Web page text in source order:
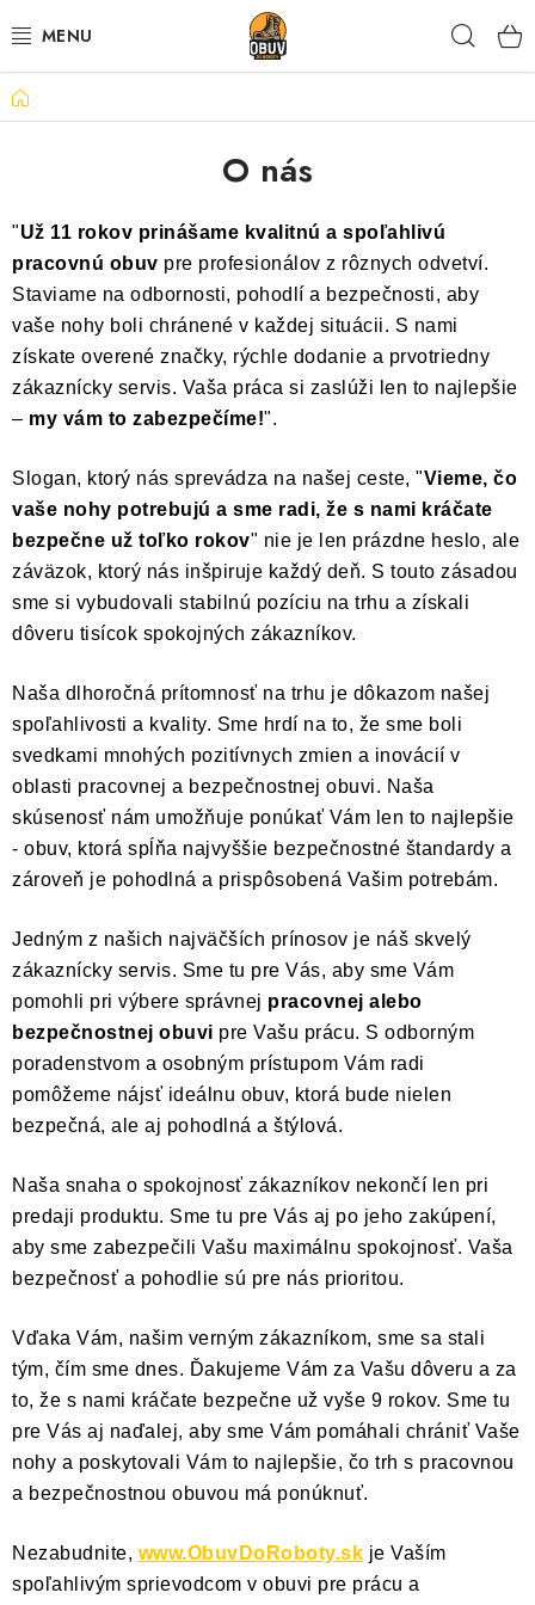
na
PRACOVNÁ A BEZPEČNOSTNÁ OBUV
VÝPREDAJ
VLOŽKY
IMPREGNÁCIA A OCHRANA
PRE KÁVIČKÁROV
BEZPEČNOSTNÉ NORMY A SYMBOLY
BLOG
KONTAKT
HODNOTENIE OBCHODU
OCHRANNÉ PRACOVNÉ POMÔCKY
ZNAČKY
Napíšte nám
Domov
O nás
"Už 11 rokov prinášame kvalitnú a spoľahlivú
pracovnú obuv pre profesionálov z rôznych odvetví.
Staviame na odbornosti, pohodlí a bezpečnosti, aby
vaše nohy boli chránené v každej situácii. S nami
získate overené značky, rýchle dodanie a prvotriedny
zákaznícky servis. Vaša práca si zaslúži len to najlepšie
– my vám to zabezpečíme!".
Slogan, ktorý nás sprevádza na našej ceste, "Vieme, čo
vaše nohy potrebujú a sme radi, že s nami kráčate
bezpečne už toľko rokov" nie je len prázdne heslo, ale
záväzok, ktorý nás inšpiruje každý deň. S touto zásadou
sme si vybudovali stabilnú pozíciu na trhu a získali
dôveru tisícok spokojných zákazníkov.
Naša dlhoročná prítomnosť na trhu je dôkazom našej
spoľahlivosti a kvality. Sme hrdí na to, že sme boli
svedkami mnohých pozitívnych zmien a inovácií v
oblasti pracovnej a bezpečnostnej obuvi. Naša
skúsenosť nám umožňuje ponúkať Vám len to najlepšie
- obuv, ktorá spĺňa najvyššie bezpečnostné štandardy a
zároveň je pohodlná a prispôsobená Vašim potrebám.
Jedným z našich najväčších prínosov je náš skvelý
zákaznícky servis. Sme tu pre Vás, aby sme Vám
pomohli pri výbere správnej pracovnej alebo
bezpečnostnej obuvi pre Vašu prácu. S odborným
poradenstvom a osobným prístupom Vám radi
pomôžeme nájsť ideálnu obuv, ktorá bude nielen
bezpečná, ale aj pohodlná a štýlová.
Naša snaha o spokojnosť zákazníkov nekončí len pri
predaji produktu. Sme tu pre Vás aj po jeho zakúpení,
aby sme zabezpečili Vašu maximálnu spokojnosť. Vaša
bezpečnosť a pohodlie sú pre nás prioritou.
Vďaka Vám, našim verným zákazníkom, sme sa stali
tým, čím sme dnes. Ďakujeme Vám za Vašu dôveru a za
to, že s nami kráčate bezpečne už vyše 9 rokov. Sme tu
pre Vás aj naďalej, aby sme Vám pomáhali chrániť Vaše
nohy a poskytovali Vám to najlepšie, čo trh s pracovnou
a bezpečnostnou obuvou má ponúknuť.
Nezabudnite, www.ObuvDoRoboty.sk je Vaším
spoľahlivým sprievodcom v obuvi pre prácu a